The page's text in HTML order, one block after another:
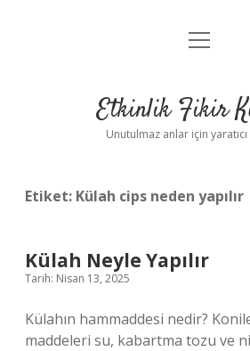
Anasayfa
Yasal Uyarı
menüyü
Etkinlik Fikir
Unutulmaz anlar için
Etiket: Külah cips neden yapılır
Külah Neyle Yapılır
Tarih: Nisan 13, 2025
Külahın hammaddesi nedir?
maddeleri su, kabartma tozu ve